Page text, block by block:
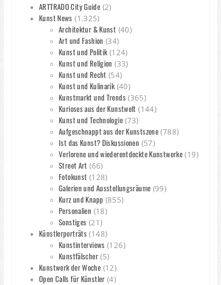
ARTTRADO City Guide (2)
Kunst News (1.325)
Architektur & Kunst (40)
Art und Fashion (34)
Kunst und Politik(124)
Kunst und Religion (33)
Kunst und Recht (54)
Kunst und Kulinarik(40)
Kunstmarkt und Trends(365)
Kurioses aus der Kunstwelt (144)
Kunst und Technologie(73)
Aufgeschnappt aus der Kunstszene (788)
Ist das Kunst? Diskussionen (57)
Verlorene und wiederentdeckte Kunstwerke (19)
Street Art (66)
Fotokunst (128)
Galerien und Ausstellungsräume (99)
Kurz und Knapp (855)
Personalien (18)
Sonstiges (21)
Künstlerporträts (148)
Kunstinterviews (126)
Kunstfälscher(5)
Kunstwerk der Woche (12)
Open Calls für Künstler (4)